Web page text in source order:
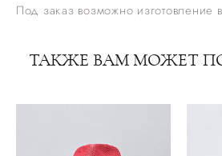
Под заказ возможно изготовление
ТАКЖЕ ВАМ МОЖЕТ